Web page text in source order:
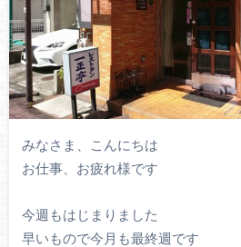
みなさま、こんにちは
お仕事、お疲れ様です
今週もはじまりました
早いもので今月も最終週です